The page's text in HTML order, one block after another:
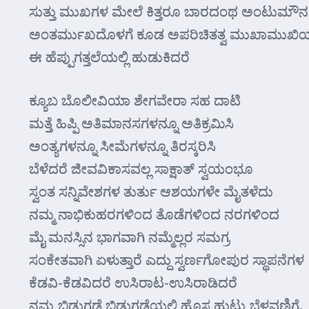
ಸುತ್ತು ಮುಖಗಳ ಮೇಲೆ ಕಿತ್ತರೂ ಬಾರದಂಥ ಅಂಟುಮೌನ
ಅಂತರ್ಮುಖದೊಳಗೆ ಕೂಡ ಅಪರಿಚಿತತ್ವ
ಈ ಹೆಪ್ಪುಗತ್ತಲೆಯಲ್ಲಿ ಹುಡುಕಿದರೆ
ಕ್ಯೂಬ ಬೊಲೀವಿಯಾ ಶೇಗವೇರಾ ಸಹ ದಾಟಿ
ಮತ್ತೆ ಹಿಪ್ಪಿ ಅತಿಮಾನಸಗಳನ್ನೂ ಅತಿಕ್ರಮಿಸಿ
ಅಂತ್ಯಗಳನ್ನೂ ಸೀಮೆಗಳನ್ನೂ ತಿರಸ್ಕರಿಸಿ
ಬೆಳೆದರೆ ಜೀವವಿಕಾಸವಲ್ಲ ಸಾಕ್ಷಾತ್ ಸ್ವಯಂಭೂ
ಸ್ವಂತ ಸನ್ನಿವೇಶಗಳ ತುರ್ತು ಆಶಯಗಳೇ ಮೈತಳೆದು
ನಮ್ಮ ನಾಭಿಕುಹರಗಳಿಂದ ತೊಡೆಗಳಿಂದ ನರಗಳಿಂದ
ಮೈ ಮನಸ್ಸಿನ ಭಾಗವಾಗಿ ನಮ್ಮೆಲ್ಲರ ಸಮಗ್ರ
ಸಂಕೇತವಾಗಿ ಏಳುತ್ತಾರೆ ಎದ್ದು ಸ್ವರ್ಣಗೋಪುರ ಸ್ಥಾಪನೆಗಳ
ಕೆಡವಿ-ಕೆಡವಿದರೆ ಉಸಿರಾಟ-ಉಸಿರಾಡಿದರೆ
ನಮ್ಮ ಬಿಡುಗಡೆ ಬಿಡುಗಡೆಯಲ್ಲಿ ಹೊಸ ಹುಟ್ಟು ಬೆಳವಣಿಗೆ.